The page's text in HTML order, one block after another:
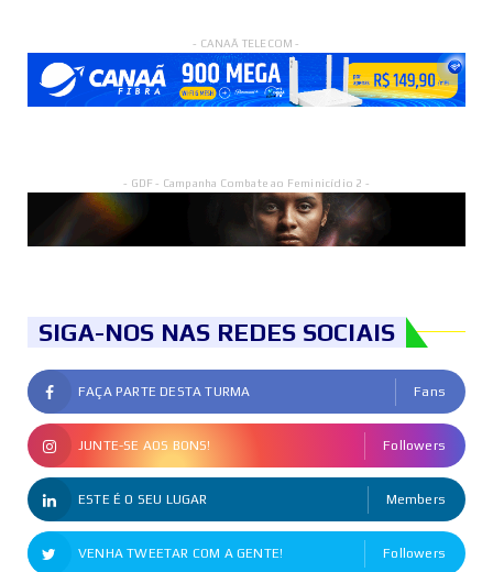
- CANAÃ TELECOM -
- GDF - Campanha Combate ao Feminicídio 2 -
SIGA-NOS NAS REDES SOCIAIS
FAÇA PARTE DESTA TURMA Fans
JUNTE-SE AOS BONS! Followers
ESTE É O SEU LUGAR Members
VENHA TWEETAR COM A GENTE! Followers